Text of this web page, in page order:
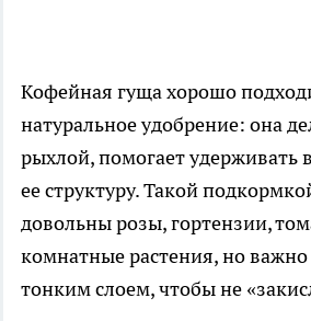
Кофейная гуща хорошо
натуральное удобрение: она
рыхлой, помогает удерживать
ее структуру. Такой
довольны розы, гортензии,
комнатные растения, но важно
тонким слоем, чтобы не